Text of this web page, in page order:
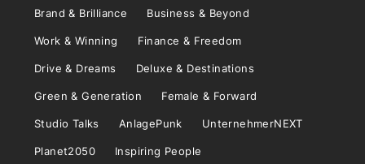
Brand & Brilliance Business & Beyond
Work & Winning Finance & Freedom
Drive & Dreams Deluxe & Destinations
Green & Generation Female & Forward
Studio Talks AnlagePunk UnternehmerNEXT
Planet2050 Inspiring People